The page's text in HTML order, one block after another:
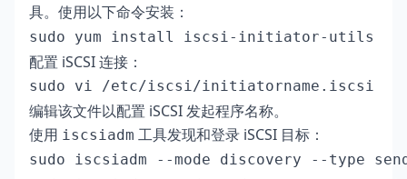
具。使用以下命令安装：
配置 iSCSI 连接：
编辑该文件以配置 iSCSI 发起程序名称。
使用 iscsiadm 工具发现和登录 iSCSI 目标：
sudo iscsiadm --mode discovery --type